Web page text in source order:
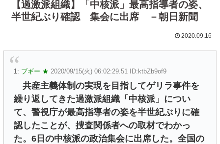
【過激派組織】「中核派」最高指導者の姿、
半世紀ぶり確認 集会に出席 －朝日新聞
2020.09.16
1: ブギー ★ 2020/09/15(火) 06:02:29.51 ID:ktbZb9of9
共産主義体制の実現を目指してゲリラ事件を
繰り返してきた過激派組織「中核派」につい
て、警視庁が最高指導者の姿を半世紀ぶりに確
認したことが、捜査関係者への取材でわかっ
た。6日の中核派の政治集会に出席した。全国の